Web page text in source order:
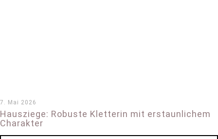
7. Mai 2026
Hausziege: Robuste Kletterin mit erstaunlichem
Charakter